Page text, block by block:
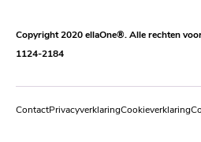
Copyright 2020 ellaOne®. Alle rechten
1124-2184
ContactPrivacyverklaringCookieverklaring